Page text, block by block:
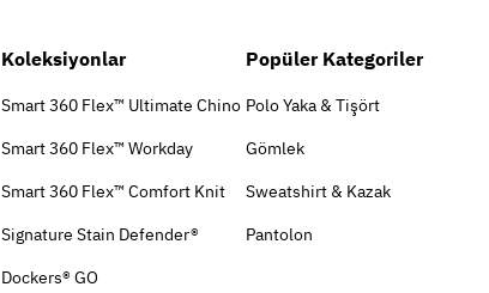
Koleksiyonlar
Smart 360 Flex™ Ultimate Chino
Smart 360 Flex™ Workday
Smart 360 Flex™ Comfort Knit
Signature Stain Defender®
Dockers® GO
Popüler Kategoriler
Polo Yaka & Tişört
Gömlek
Sweatshirt & Kazak
Pantolon